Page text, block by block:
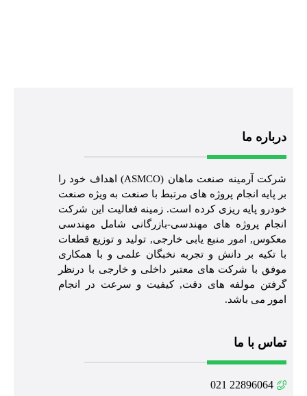
درباره ما
شرکت آرمینه صنعت ماهان (ASMCO) اهداف خود را
بر پایه انجام پروژه های مرتبط با صنعت به ویژه صنعت
خودرو پایه ریزی کرده است. زمینه فعالیت این شرکت
انجام پروژه های مهندسی-بازرگانی شامل مهندسی
معکوس, امور منبع یابی خارجی, تولید و توزیع قطعات
با تکیه بر دانش و تجربه نخبگان علمی و با همکاری
موفق با شرکت های معتبر داخلی و خارجی با درنظر
گرفتن مولفه های دقت, کیفیت و سرعت در انجام
امور می باشد.
تماس با ما
22896064 021